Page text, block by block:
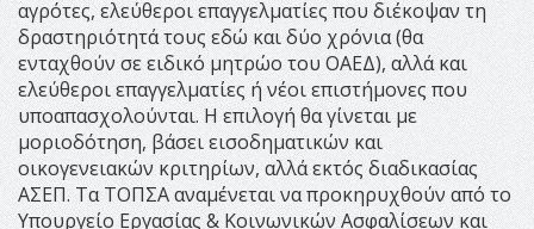
αγρότες, ελεύθεροι επαγγελματίες που διέκοψαν τη
δραστηριότητά τους εδώ και δύο χρόνια (θα
ενταχθούν σε ειδικό μητρώο του ΟΑΕΔ), αλλά και
ελεύθεροι επαγγελματίες ή νέοι επιστήμονες που
υποαπασχολούνται. Η επιλογή θα γίνεται με
μοριοδότηση, βάσει εισοδηματικών και
οικογενειακών κριτηρίων, αλλά εκτός διαδικασίας
ΑΣΕΠ. Τα ΤΟΠΣΑ αναμένεται να προκηρυχθούν από το
Υπουργείο Εργασίας & Κοινωνικών Ασφαλίσεων και